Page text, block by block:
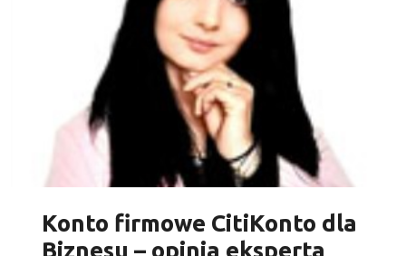
Konto firmowe CitiKonto dla
Biznesu – opinia eksperta